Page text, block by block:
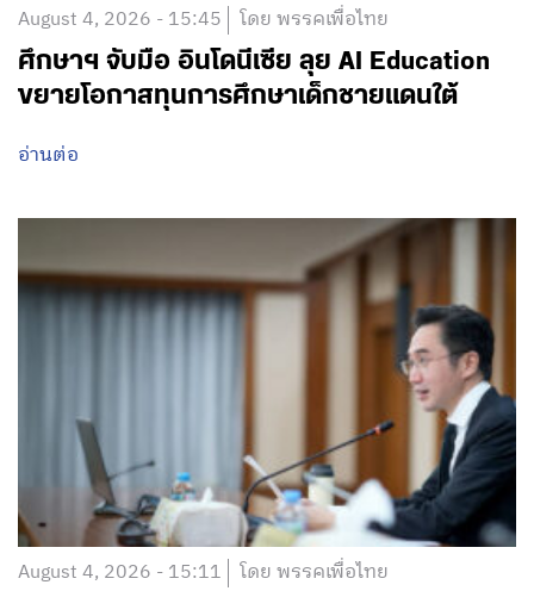
August 4, 2026 - 15:45 โดย พรรคเพื่อไทย
ศึกษาฯ จับมือ อินโดนีเซีย ลุย AI Education
ขยายโอกาสทุนการศึกษาเด็กชายแดนใต้
อ่านต่อ
August 4, 2026 - 15:11 โดย พรรคเพื่อไทย